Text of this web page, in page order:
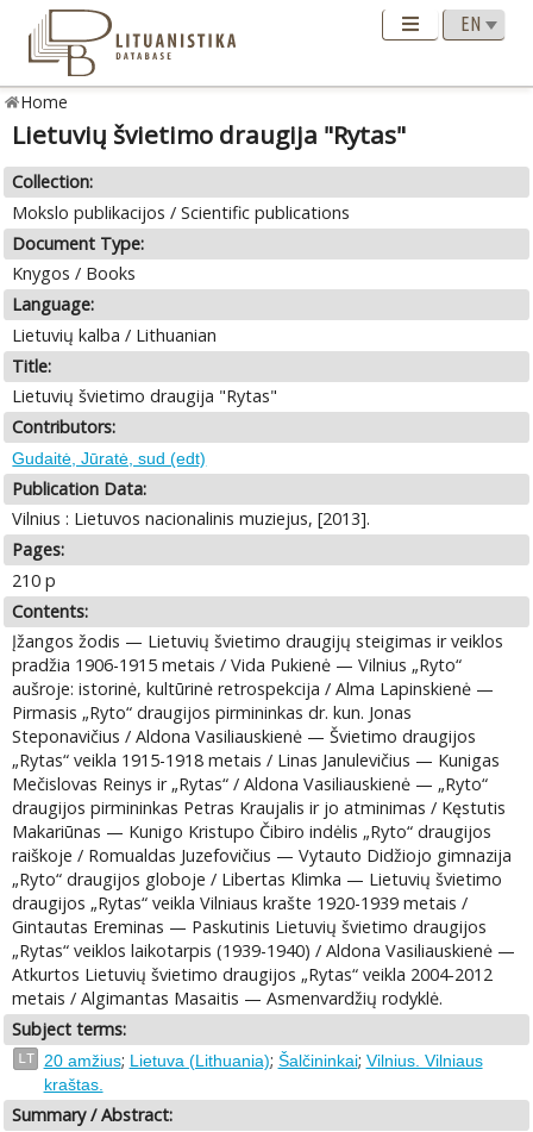
Home
Lietuvių švietimo draugija "Rytas"
Collection:
Mokslo publikacijos / Scientific publications
Document Type:
Knygos / Books
Language:
Lietuvių kalba / Lithuanian
Title:
Lietuvių švietimo draugija "Rytas"
Contributors:
Gudaitė, Jūratė, sud (edt)
Publication Data:
Vilnius : Lietuvos nacionalinis muziejus, [2013].
Pages:
210 p
Contents:
Įžangos žodis — Lietuvių švietimo draugijų steigimas ir veiklos
pradžia 1906-1915 metais / Vida Pukienė — Vilnius „Ryto“
aušroje: istorinė, kultūrinė retrospekcija / Alma Lapinskienė —
Pirmasis „Ryto“ draugijos pirmininkas dr. kun. Jonas
Steponavičius / Aldona Vasiliauskienė — Švietimo draugijos
„Rytas“ veikla 1915-1918 metais / Linas Janulevičius — Kunigas
Mečislovas Reinys ir „Rytas“ / Aldona Vasiliauskienė — „Ryto“
draugijos pirmininkas Petras Kraujalis ir jo atminimas / Kęstutis
Makariūnas — Kunigo Kristupo Čibiro indėlis „Ryto“ draugijos
raiškoje / Romualdas Juzefovičius — Vytauto Didžiojo gimnazija
„Ryto“ draugijos globoje / Libertas Klimka — Lietuvių švietimo
draugijos „Rytas“ veikla Vilniaus krašte 1920-1939 metais /
Gintautas Ereminas — Paskutinis Lietuvių švietimo draugijos
„Rytas“ veiklos laikotarpis (1939-1940) / Aldona Vasiliauskienė —
Atkurtos Lietuvių švietimo draugijos „Rytas“ veikla 2004-2012
metais / Algimantas Masaitis — Asmenvardžių rodyklė.
Subject terms:
LT 20 amžius; Lietuva (Lithuania); Šalčininkai; Vilnius. Vilniaus
kraštas.
Summary / Abstract: